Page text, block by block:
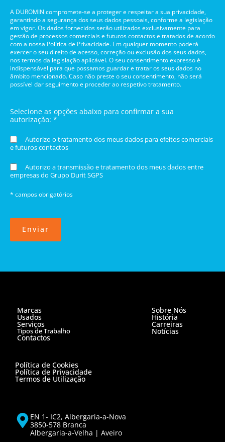
A DUROMIN compromete-se a proteger e respeitar a sua privacidade,
garantindo a segurança dos seus dados pessoais, conforme a legislação
em vigor. Os dados fornecidos serão utilizados exclusivamente para
gestão de processos comerciais e futuros contactos e tratados de acordo
com a nossa Política de Privacidade. Em qualquer momento poderá
exercer o seu direito de acesso, correção ou exclusão dos seus dados,
nos termos da legislação aplicável. O seu consentimento expresso é
indispensável para que possamos guardar e tratar os seus dados no
âmbito mencionado. Caso não preste o seu consentimento, não será
possível dar seguimento e proceder ao respetivo tratamento.
Selecione as opções abaixo para confirmar a sua
autorização: *
Autorizo o tratamento dos meus dados para efeitos comerciais
e futuros contactos
Autorizo a transmissão e tratamento dos meus dados entre
empresas do Grupo Durit SGPS
* campos obrigatórios
Enviar
Marcas
Usados
Serviços
Tipos de Trabalho
Contactos
Sobre Nós
História
Carreiras
Notícias
Política de Cookies
Política de Privacidade
Termos de Utilização
EN 1- IC2, Albergaria-a-Nova
3850-578 Branca
Albergaria-a-Velha | Aveiro